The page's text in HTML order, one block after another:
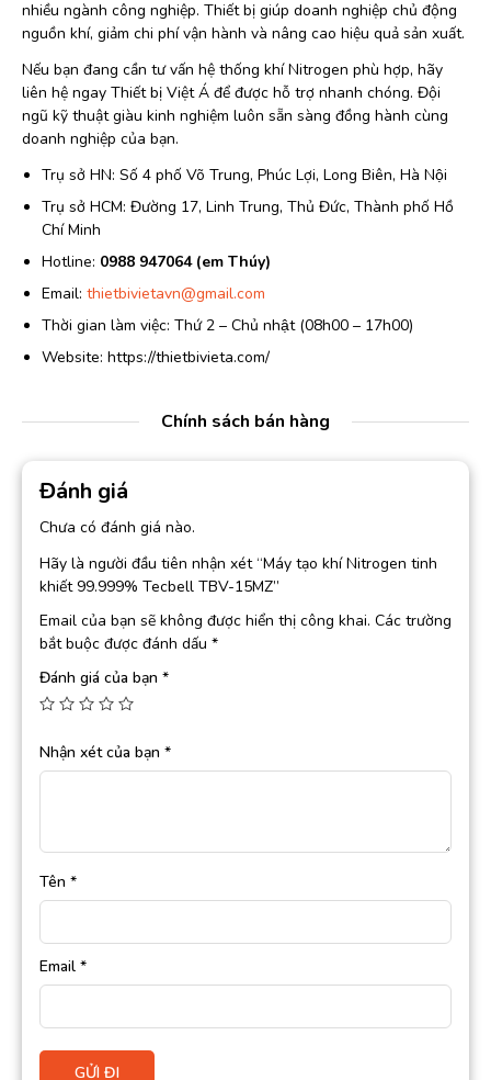
nhiều ngành công nghiệp. Thiết bị giúp doanh nghiệp chủ động
nguồn khí, giảm chi phí vận hành và nâng cao hiệu quả sản xuất.
Nếu bạn đang cần tư vấn hệ thống khí Nitrogen phù hợp, hãy
liên hệ ngay Thiết bị Việt Á để được hỗ trợ nhanh chóng. Đội
ngũ kỹ thuật giàu kinh nghiệm luôn sẵn sàng đồng hành cùng
doanh nghiệp của bạn.
Trụ sở HN: Số 4 phố Võ Trung, Phúc Lợi, Long Biên, Hà Nội
Trụ sở HCM: Đường 17, Linh Trung, Thủ Đức, Thành phố Hồ
Chí Minh
Hotline: 0988 947064 (em Thúy)
Email: thietbivietavn@gmail.com
Thời gian làm việc: Thứ 2 – Chủ nhật (08h00 – 17h00)
Website: https://thietbivieta.com/
Chính sách bán hàng
Đánh giá
Chưa có đánh giá nào.
Hãy là người đầu tiên nhận xét “Máy tạo khí Nitrogen tinh
khiết 99.999% Tecbell TBV-15MZ”
Email của bạn sẽ không được hiển thị công khai. Các trường
bắt buộc được đánh dấu *
Đánh giá của bạn *
Nhận xét của bạn *
Tên *
Email *